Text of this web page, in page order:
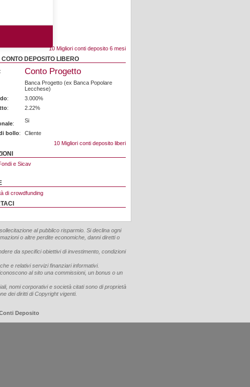
No
bollo
10 Migliori conti deposito 6 mesi
CONTO DEPOSITO LIBERO
: Conto Progetto
Banca Progetto (ex Banca Popolare
Lecchese)
:
3.000%
:
2.22%
: Si
bollo:
Cliente
10 Migliori conti deposito liberi
e Sicav
di crowdfunding
al pubblico risparmio. Si declina ogni
o altre perdite economiche, danni diretti o
da specifici obiettivi di investimento, condizioni
e relativi servizi finanziari informativi.
al sito una commissioni, un bonus o un
nomi corporativi e società citati sono di proprietà
dei diritti di Copyright vigenti.
Deposito